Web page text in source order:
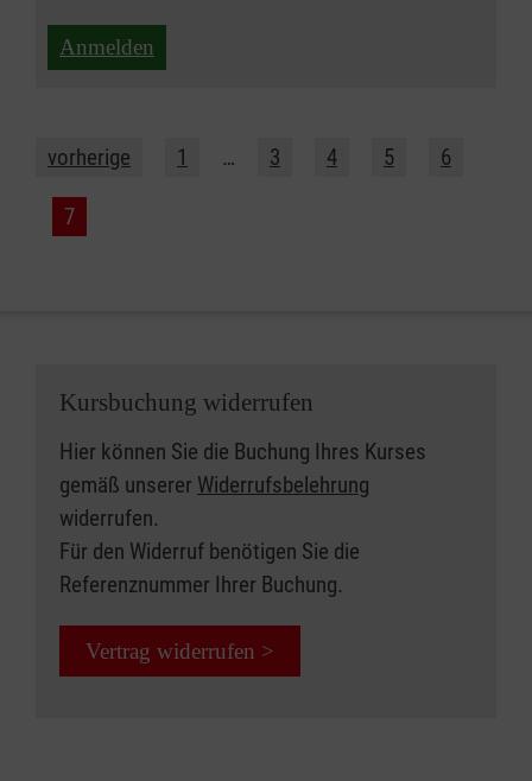
Anmelden
vorherige 1 … 3 4 5 6
7
Kursbuchung widerrufen
Hier können Sie die Buchung Ihres Kurses
gemäß unserer Widerrufsbelehrung
widerrufen.
Für den Widerruf benötigen Sie die
Referenznummer Ihrer Buchung.
Vertrag widerrufen >